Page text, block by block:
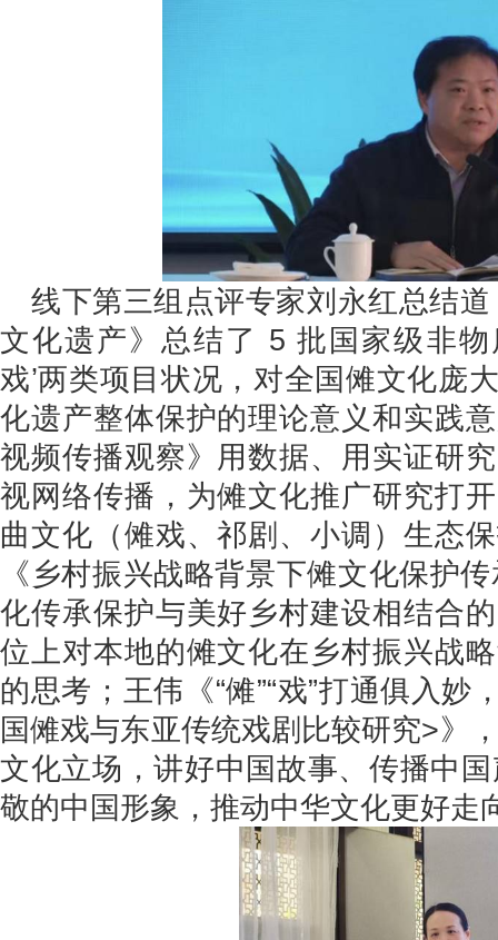
线下第三组点评专家刘永红总结
文化遗产》总结了 5 批国家级非物
戏’两类项目状况，对全国傩文化庞
化遗产整体保护的理论意义和实践
视频传播观察》用数据、用实证研
视网络传播，为傩文化推广研究打
曲文化（傩戏、祁剧、小调）生态
《乡村振兴战略背景下傩文化保
化传承保护与美好乡村建设相结合
位上对本地的傩文化在乡村振兴战
的思考；王伟《“傩”“戏”打通俱入
国傩戏与东亚传统戏剧比较研究>》
文化立场，讲好中国故事、传播中
敬的中国形象，推动中华文化更好走